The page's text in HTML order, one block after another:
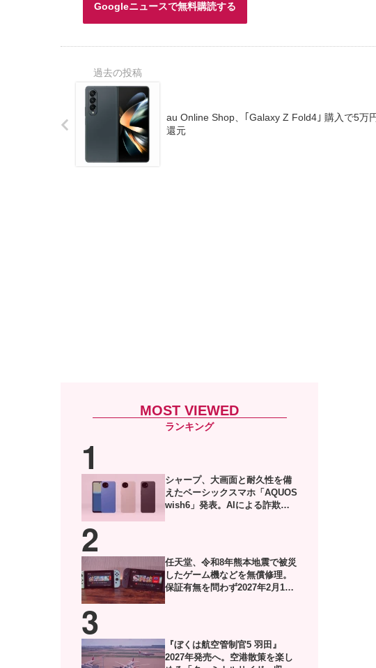
Googleニュースで無料購読する
au Online Shop、｢Galaxy Z Fold4｣ 購入で5万
還元
MOST VIEWED
シャープ、大画面と耐久性を備
えたベーシックスマホ「AQUOS
wish6」発表。AIによる詐欺電
任天堂、令和8年熊本地震で被災
したゲーム機などを無償修理。
保証有無を問わず2027年2月1日
『ぼくは航空管制官5 羽田』
2027年発売へ。空港散策を楽し